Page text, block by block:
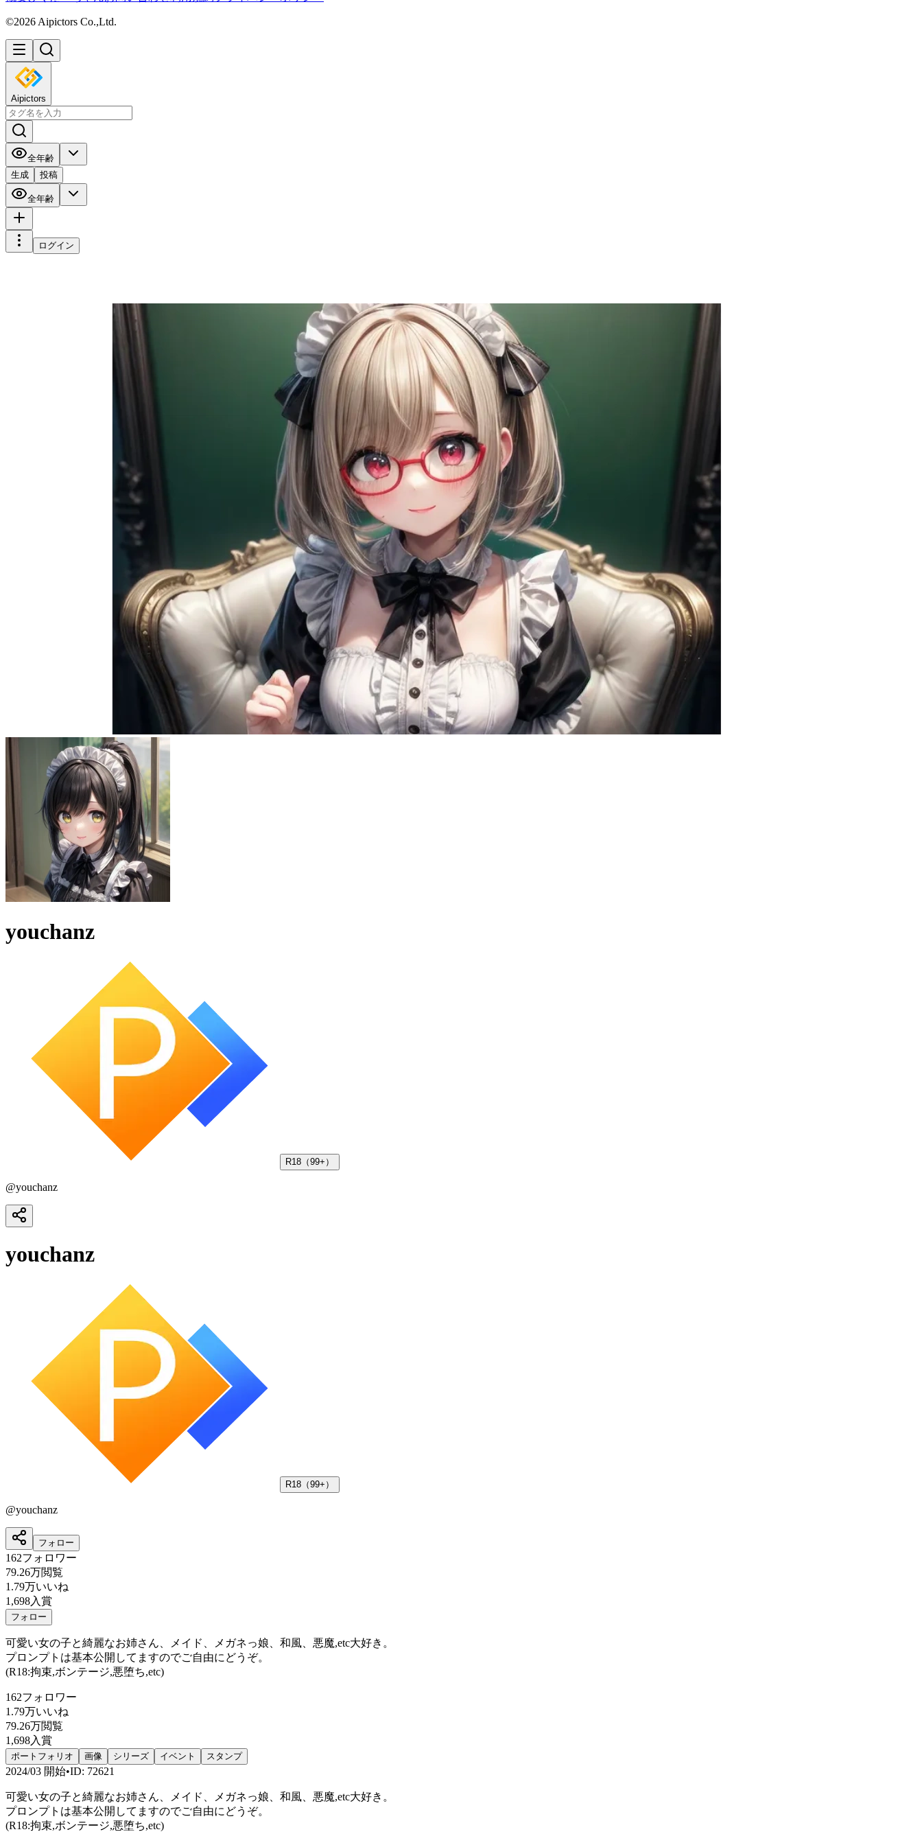
©2026 Aipictors Co.,Ltd.
Aipictors
全年齢
生成
投稿
全年齢
ログイン
youchanz
R18（99+）
@youchanz
youchanz
R18（99+）
@youchanz
フォロー
162フォロワー
79.26万閲覧
1.79万いいね
1,698入賞
フォロー
可愛い女の子と綺麗なお姉さん、メイド、メガネっ娘、和風、悪魔,etc大好き。
プロンプトは基本公開してますのでご自由にどうぞ。
(R18:拘束,ボンテージ,悪堕ち,etc)
162フォロワー
1.79万いいね
79.26万閲覧
1,698入賞
ポートフォリオ 画像 シリーズ イベント スタンプ
2024/03 開始•ID: 72621
可愛い女の子と綺麗なお姉さん、メイド、メガネっ娘、和風、悪魔,etc大好き。
プロンプトは基本公開してますのでご自由にどうぞ。
(R18:拘束,ボンテージ,悪堕ち,etc)